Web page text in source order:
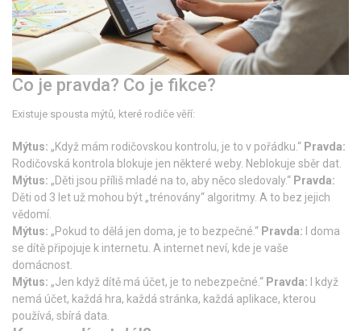
Co je pravda? Co je fikce?
Existuje spousta mýtů, které rodiče věří:
Mýtus: „Když mám rodičovskou kontrolu, je to v pořádku.“ Pravda:
Rodičovská kontrola blokuje jen některé weby. Neblokuje sběr dat.
Mýtus: „Děti jsou příliš mladé na to, aby něco sledovaly.“ Pravda:
Děti od 3 let už mohou být „trénovány“ algoritmy. A to bez jejich
vědomí.
Mýtus: „Pokud to dělá jen doma, je to bezpečné.“ Pravda: I doma
se dítě připojuje k internetu. A internet neví, kde je vaše
domácnost.
Mýtus: „Jen když dítě má účet, je to nebezpečné.“ Pravda: I když
nemá účet, každá hra, každá stránka, každá aplikace, kterou
používá, sbírá data.